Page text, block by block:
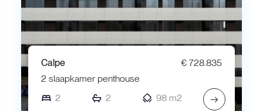
Calpe
€ 728.835
2 slaapkamer penthouse
2
2 98 m2 →